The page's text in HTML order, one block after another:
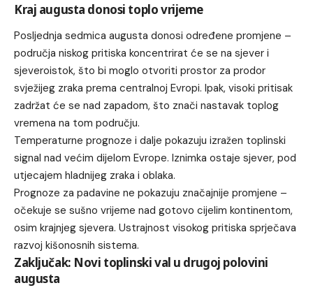
Kraj augusta donosi toplo vrijeme
Posljednja sedmica augusta donosi određene promjene –
područja niskog pritiska koncentrirat će se na sjever i
sjeveroistok, što bi moglo otvoriti prostor za prodor
svježijeg zraka prema centralnoj Evropi. Ipak, visoki pritisak
zadržat će se nad zapadom, što znači nastavak toplog
vremena na tom području.
Temperaturne prognoze i dalje pokazuju izražen toplinski
signal nad većim dijelom Evrope. Iznimka ostaje sjever, pod
utjecajem hladnijeg zraka i oblaka.
Prognoze za padavine ne pokazuju značajnije promjene –
očekuje se sušno vrijeme nad gotovo cijelim kontinentom,
osim krajnjeg sjevera. Ustrajnost visokog pritiska sprječava
razvoj kišonosnih sistema.
Zaključak: Novi toplinski val u drugoj polovini
augusta